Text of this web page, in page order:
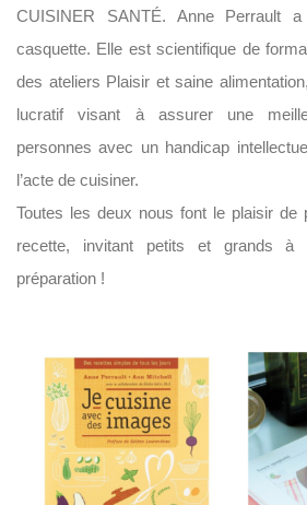
CUISINER SANTÉ. Anne Perrault
casquette. Elle est scientifique de
des ateliers Plaisir et saine
lucratif visant à assurer une
personnes avec un handicap
l’acte de cuisiner.
Toutes les deux nous font le plaisir de
recette, invitant petits et grands
préparation !